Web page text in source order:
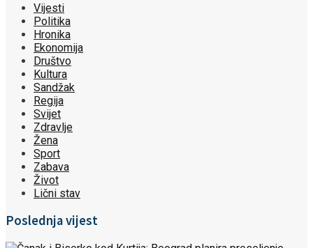
Vijesti
Politika
Hronika
Ekonomija
Društvo
Kultura
Sandžak
Regija
Svijet
Zdravlje
Žena
Sport
Zabava
Život
Lični stav
Poslednja vijest